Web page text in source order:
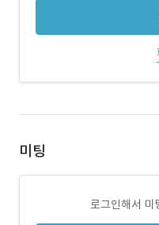
미팅
로그인해서 미